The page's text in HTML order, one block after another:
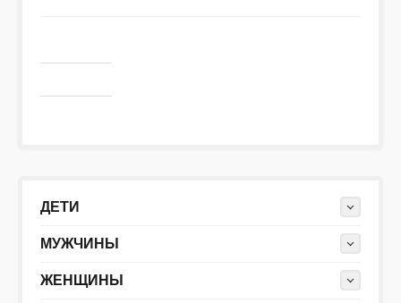
ДЕТИ
МУЖЧИНЫ
ЖЕНЩИНЫ